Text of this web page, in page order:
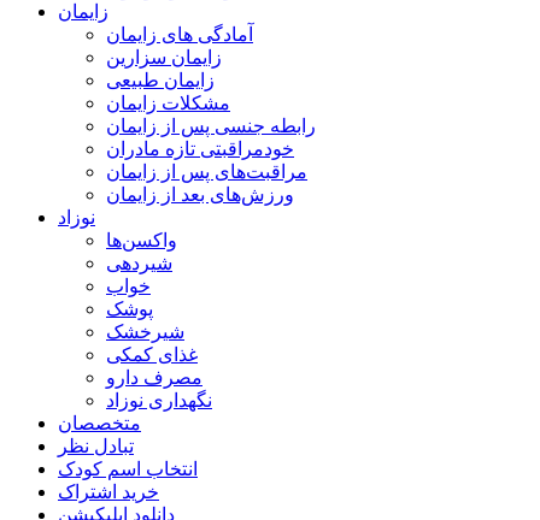
زایمان
آمادگی های زایمان
زایمان سزارین
زایمان طبیعی
مشکلات زایمان
رابطه جنسی پس از زایمان
خودمراقبتی تازه مادران
مراقبت‌های پس از زایمان
ورزش‌های بعد از زایمان
نوزاد
واکسن‌ها
شیردهی
خواب
پوشک
شیرخشک
غذای کمکی
مصرف دارو
نگهداری نوزاد
متخصصان
تبادل نظر
انتخاب اسم کودک
خرید اشتراک
دانلود اپلیکیشن